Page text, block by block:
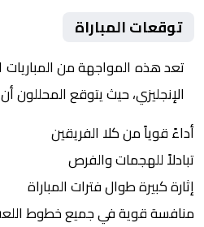
توقعات المباراة
تعد هذه المواجهة من المباريات
الإنجليزي، حيث يتوقع المحللون
أداءً قوياً من كلا الفريقين
تبادلاً للهجمات والفرص
إثارة كبيرة طوال فترات المباراة
منافسة قوية في جميع خطوط